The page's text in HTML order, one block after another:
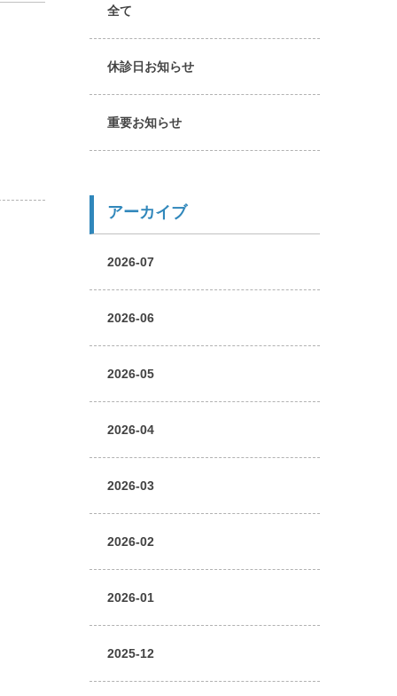
全て
休診日お知らせ
重要お知らせ
アーカイブ
2026-07
2026-06
2026-05
2026-04
2026-03
2026-02
2026-01
2025-12